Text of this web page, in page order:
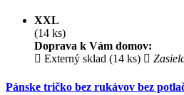
XXL
(14 ks)
Doprava k Vám domov:
Externý sklad (14 ks)
Pánske tričko bez rukávov bez